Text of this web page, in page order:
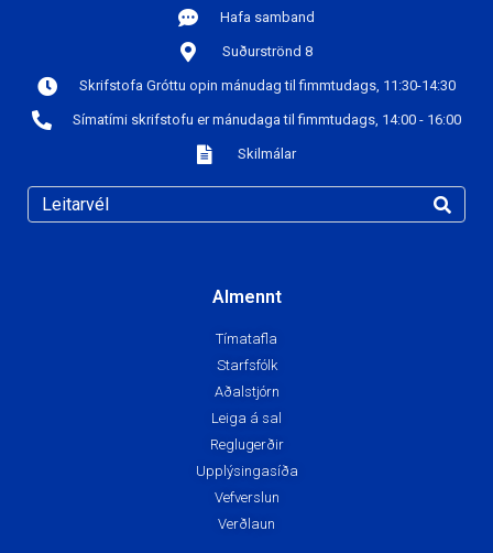
Hafa samband
Suðurströnd 8
Skrifstofa Gróttu opin mánudag til fimmtudags, 11:30-14:30
Símatími skrifstofu er mánudaga til fimmtudags, 14:00 - 16:00
Skilmálar
Almennt
Tímatafla
Starfsfólk
Aðalstjórn
Leiga á sal
Reglugerðir
Upplýsingasíða
Vefverslun
Verðlaun